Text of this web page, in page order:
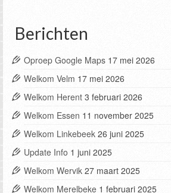
Berichten
Oproep Google Maps 17 mei 2026
Welkom Velm 17 mei 2026
Welkom Herent 3 februari 2026
Welkom Essen 11 november 2025
Welkom Linkebeek 26 juni 2025
Update Info 1 juni 2025
Welkom Wervik 27 maart 2025
Welkom Merelbeke 1 februari 2025